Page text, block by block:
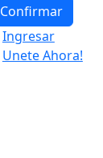
Confirmar
Ingresar
Unete Ahora!